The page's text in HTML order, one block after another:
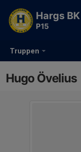
Truppen
Hargs BK
P15
Hugo Övelius